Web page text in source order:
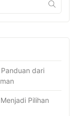
dari
Pilihan